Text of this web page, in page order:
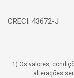
CRECI: 43672-J
1) Os valores,
alterações